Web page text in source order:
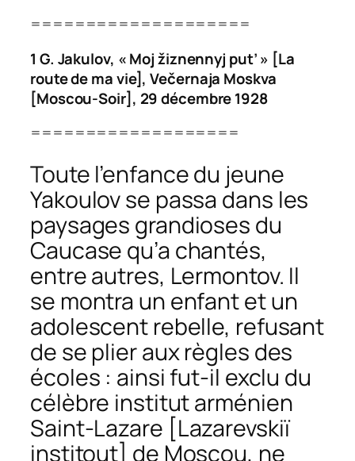
====================
1 G. Jakulov, « Moj žiznennyj put’ » [La
route de ma vie],Večernaja Moskva
[Moscou-Soir], 29 décembre 1928
===================
Toute l’enfance du jeune
Yakoulov se passa dans les
paysages grandioses du
Caucase qu’a chantés,
entre autres, Lermontov. Il
se montra un enfant et un
adolescent rebelle, refusant
de se plier aux règles des
écoles : ainsi fut-il exclu du
célèbre institut arménien
Saint-Lazare [Lazarevskiï
institout] de Moscou, ne